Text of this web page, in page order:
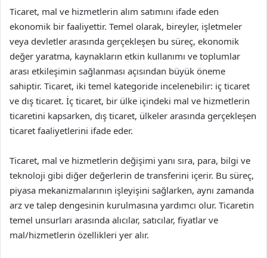
Ticaret, mal ve hizmetlerin alım satımını ifade eden
ekonomik bir faaliyettir. Temel olarak, bireyler, işletmeler
veya devletler arasında gerçekleşen bu süreç, ekonomik
değer yaratma, kaynakların etkin kullanımı ve toplumlar
arası etkileşimin sağlanması açısından büyük öneme
sahiptir. Ticaret, iki temel kategoride incelenebilir: iç ticaret
ve dış ticaret. İç ticaret, bir ülke içindeki mal ve hizmetlerin
ticaretini kapsarken, dış ticaret, ülkeler arasında gerçekleşen
ticaret faaliyetlerini ifade eder.
Ticaret, mal ve hizmetlerin değişimi yanı sıra, para, bilgi ve
teknoloji gibi diğer değerlerin de transferini içerir. Bu süreç,
piyasa mekanizmalarının işleyişini sağlarken, aynı zamanda
arz ve talep dengesinin kurulmasına yardımcı olur. Ticaretin
temel unsurları arasında alıcılar, satıcılar, fiyatlar ve
mal/hizmetlerin özellikleri yer alır.